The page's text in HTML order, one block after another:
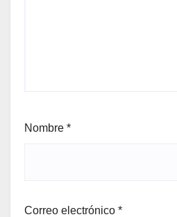
Nombre *
Correo electrónico *